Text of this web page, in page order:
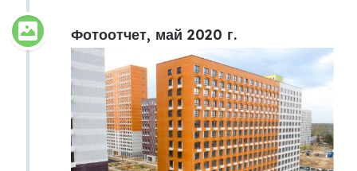
Фотоотчет, май 2020 г.